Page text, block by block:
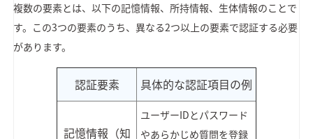
複数の要素とは、以下の記憶情報、所持情報、生体情報のことで
す。この3つの要素のうち、異なる2つ以上の要素で認証する必要
があります。
認証要素 具体的な認証項目の例
記憶情報（知
ユーザーIDとパスワード
やあらかじめ質問を登録